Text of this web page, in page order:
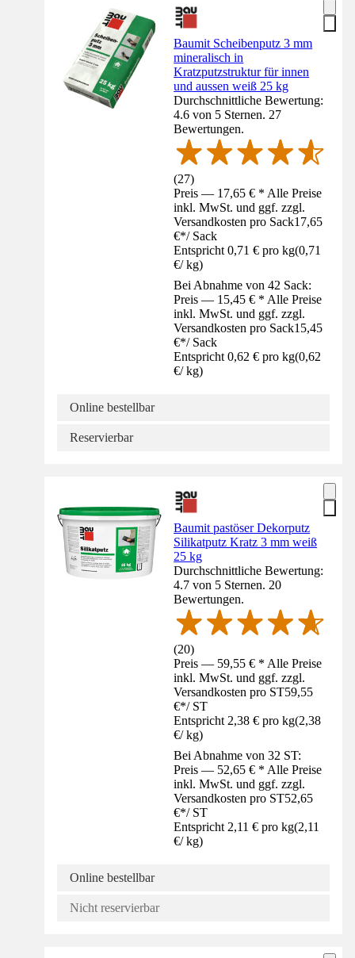
Baumit Scheibenputz 3 mm
mineralisch in
Kratzputzstruktur für innen
und aussen weiß 25 kg
Durchschnittliche Bewertung:
4.6 von 5 Sternen. 27
Bewertungen.
(27)
Preis — 17,65 € * Alle Preise
inkl. MwSt. und ggf. zzgl.
Versandkosten pro Sack17,65
€*/ Sack
Entspricht 0,71 € pro kg(0,71
€/ kg)
Bei Abnahme von 42 Sack:
Preis — 15,45 € * Alle Preise
inkl. MwSt. und ggf. zzgl.
Versandkosten pro Sack15,45
€*/ Sack
Entspricht 0,62 € pro kg(0,62
€/ kg)
Online bestellbar
Reservierbar
Baumit pastöser Dekorputz
Silikatputz Kratz 3 mm weiß
25 kg
Durchschnittliche Bewertung:
4.7 von 5 Sternen. 20
Bewertungen.
(20)
Preis — 59,55 € * Alle Preise
inkl. MwSt. und ggf. zzgl.
Versandkosten pro ST59,55
€*/ ST
Entspricht 2,38 € pro kg(2,38
€/ kg)
Bei Abnahme von 32 ST:
Preis — 52,65 € * Alle Preise
inkl. MwSt. und ggf. zzgl.
Versandkosten pro ST52,65
€*/ ST
Entspricht 2,11 € pro kg(2,11
€/ kg)
Online bestellbar
Nicht reservierbar